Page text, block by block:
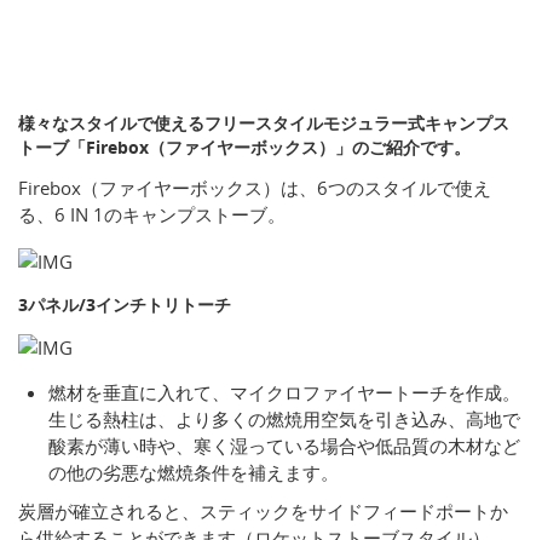
様々なスタイルで使えるフリースタイルモジュラー式キャンプス
トーブ「Firebox（ファイヤーボックス）」のご紹介です。
Firebox（ファイヤーボックス）は、6つのスタイルで使え
る、6 IN 1のキャンプストーブ。
3パネル/3インチトリトーチ
燃材を垂直に入れて、マイクロファイヤートーチを作成。
生じる熱柱は、より多くの燃焼用空気を引き込み、高地で
酸素が薄い時や、寒く湿っている場合や低品質の木材など
の他の劣悪な燃焼条件を補えます。
炭層が確立されると、スティックをサイドフィードポートか